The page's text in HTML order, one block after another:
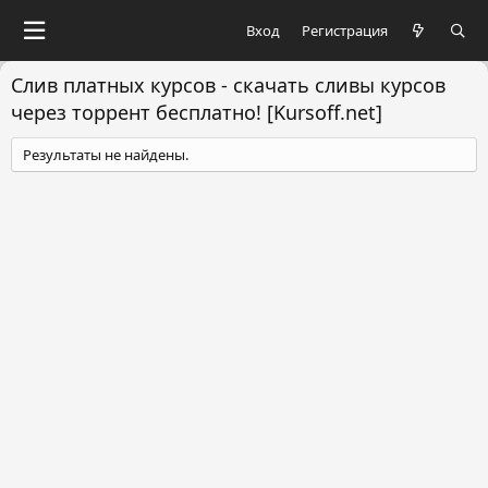
Вход Регистрация
Слив платных курсов - скачать сливы курсов
через торрент бесплатно! [Kursoff.net]
Результаты не найдены.